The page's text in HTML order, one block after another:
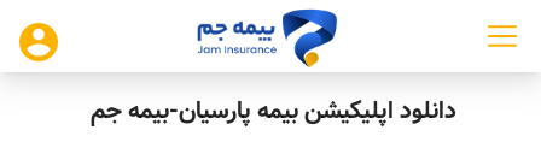
دانلود اپلیکیشن بیمه پارسیان-بیمه جم